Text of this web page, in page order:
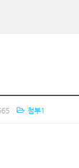
첨부1